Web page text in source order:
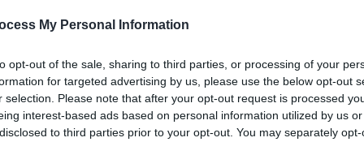
My Personal Information
opt-out of the sale, sharing to third parties, or processing of your
for targeted advertising by us, please use the below opt-out
selection. Please note that after your opt-out request is processed
interest-based ads based on personal information utilized by us
to third parties prior to your opt-out. You may separately
(patrapress.gr)